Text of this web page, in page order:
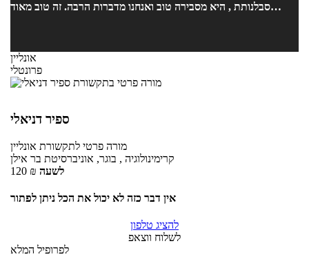
סבלנותת , היא מסבירה טוב ואנחנו מדברות הרבה. זה טוב מאוד
אונליין
פרונטלי
ספיר דניאלי
מורה פרטי לתקשורת אונליין
קרימינולוגיה , בוגר, אוניברסיטת בר אילן
120 ₪ לשעה
אין דבר כזה לא יכול את הכל ניתן לפתור
להציג טלפון
לשלוח ווצאפ
לפרופיל המלא